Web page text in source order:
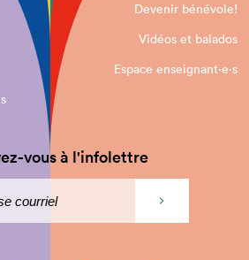
Devenir bénévole!
Vidéos et balados
Espace enseignant·e⋅s
vous à l'infolettre